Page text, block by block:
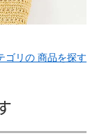
ゴリの 商品を探す